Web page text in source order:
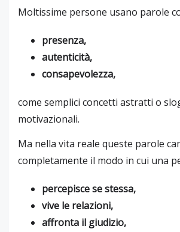
Moltissime persone usano parole
presenza,
autenticità,
consapevolezza,
come semplici concetti astratti o
motivazionali.
Ma nella vita reale queste parole
completamente il modo in cui una
percepisce se stessa,
vive le relazioni,
affronta il giudizio,